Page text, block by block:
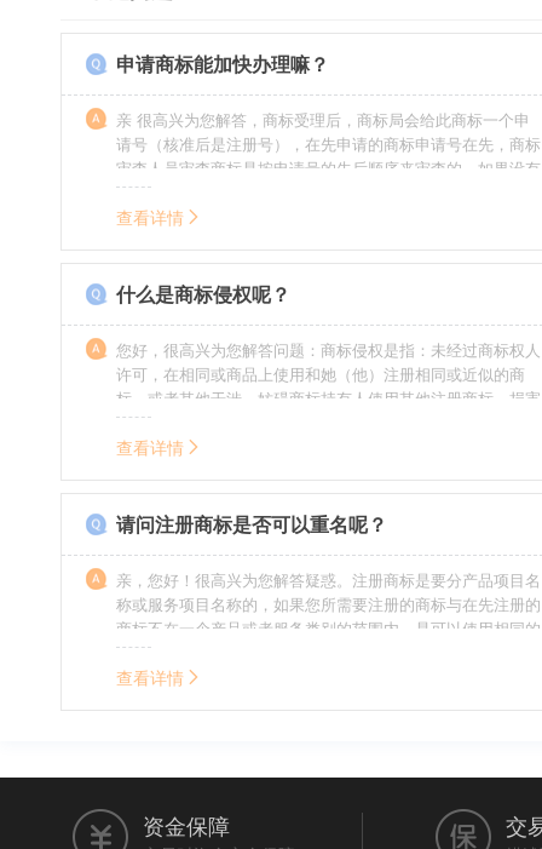
申请商标能加快办理嘛？
亲 很高兴为您解答，商标受理后，商标局会给此商标一个申
请号（核准后是注册号），在先申请的商标申请号在先，商标
审查人员审查商标是按申请号的先后顺序来审查的，如果没有
特殊情况（受理案件需要，被异议等），不会延迟也不会提
前。
查看详情
什么是商标侵权呢？
您好，很高兴为您解答问题：商标侵权是指：未经过商标权人
许可，在相同或商品上使用和她（他）注册相同或近似的商
标，或者其他干涉、妨碍商标持有人使用其他注册商标，损害
商标持有人合法权益的其他行为。侵权的人通常需要承担侵权
的责任，明知侵权的行为的人要承担赔偿的责任。情节严重
查看详情
请问注册商标是否可以重名呢？
亲，您好！很高兴为您解答疑惑。注册商标是要分产品项目名
称或服务项目名称的，如果您所需要注册的商标与在先注册的
商标不在一个产品或者服务类别的范围内，是可以使用相同的
名称的。希望我的回答能帮到您。
查看详情
资金保障 交